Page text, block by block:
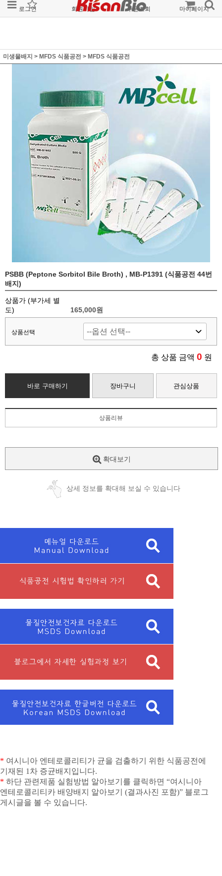
로그인 회원가입 주문조회 마이페이지
미생물배지 > MFDS 식품공전 > MFDS 식품공전
PSBB (Peptone Sorbitol Bile Broth) , MB-P1391 (식품공전 44번
배지)
상품가 (부가세 별
도)
165,000원
상품선택
총 상품 금액 0 원
바로 구매하기 장바구니 관심상품
상품리뷰
확대보기
상세 정보를 확대해 보실 수 있습니다
* 여시니아 엔테로콜리티가 균을 검출하기 위한 식품공전에
기재된 1 차 증균배지입니다.
* 하단 관련제품 실험방법 알아보기를 클릭하면 “여시니아
엔테로콜리티카 배양배지 알아보기 (결과사진 포함)” 블로그
게시글을 볼 수 있습니다.